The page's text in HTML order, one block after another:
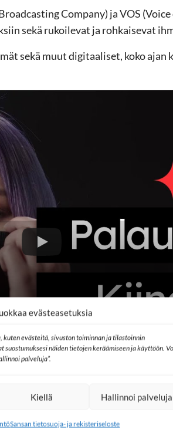
evästeasetuksia
evästeitä, sivuston toiminnan ja tilastoinnin
suostumuksesi näiden tietojen keräämiseen ja käyttöön.
palveluja”.
Kiellä Hallinnoi palveluja
Sansan tietosuoja- ja rekisteriseloste
Company) ja VOS
sekä rukoilevat ja rohkaisevat
sekä muut digitaaliset, koko ajan